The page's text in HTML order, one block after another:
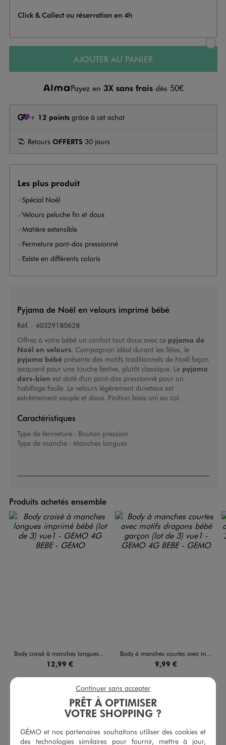
Click & Collect ou réservation en 4h
AJOUTER AU PANIER
Payez en 3X sans frais dès 50€
+ 12 points grâce à cet achat
Retours OFFERTS 30 jours
Les plus produit
Spécial Noël
Velours peluche fin et doux
Matière extensible
Fermeture pont-dos pressionné
Existe en différents coloris
Pyjama de Noël en velours imprimé bébé
Réf. : 40329180628
Offrez à votre bébé un confort tout doux avec ce pyjama de
Noël en velours. Compagnon idéal durant les fêtes, le
pyjama bébé présente des motifs traditionnels de Noël façon
jacquard pour une touche festive, plutôt classique. Le pyjama
dors-bien est doté d'un pont-dos pressionné pour un
habillage facile. Le velours légèrement duveteux est
extrêmement souple et doux. Finition biais uni au col.
Caractéristiques
Type de fermeture : Bouton pression
Type de manche : Manches longues
Produits achetés ensemble
Body croisé à manches longues imprimé bébé (lot de 3)
12,99 €
AJOUTERAU PANIER
Body à manches courtes avec motifs dragons bébé garçon (lot de 3)
9,99 €
AJOUTER
PRÊT À OPTIMISER
VOTRE SHOPPING ?
GÉMO et nos partenaires souhaitons utiliser des cookies et
des technologies similaires pour fournir, mettre à jour,
Continuer sans accepter